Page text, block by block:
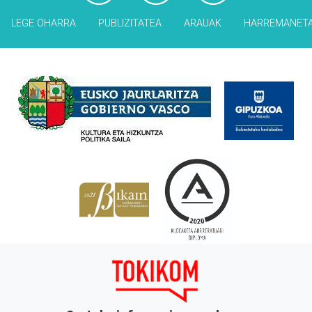
LEGE OHARRA PUBLIZITATEA ARAUAK